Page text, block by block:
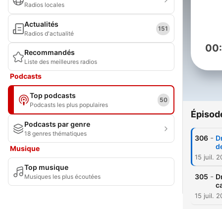
Radios locales
Actualités
Radios d'actualité
151
Recommandés
Liste des meilleures radios
Podcasts
Top podcasts
Podcasts les plus populaires
50
Podcasts par genre
18 genres thématiques
Musique
Top musique
Musiques les plus écoutées
306 -
15 juil.
305 -
15 juil.